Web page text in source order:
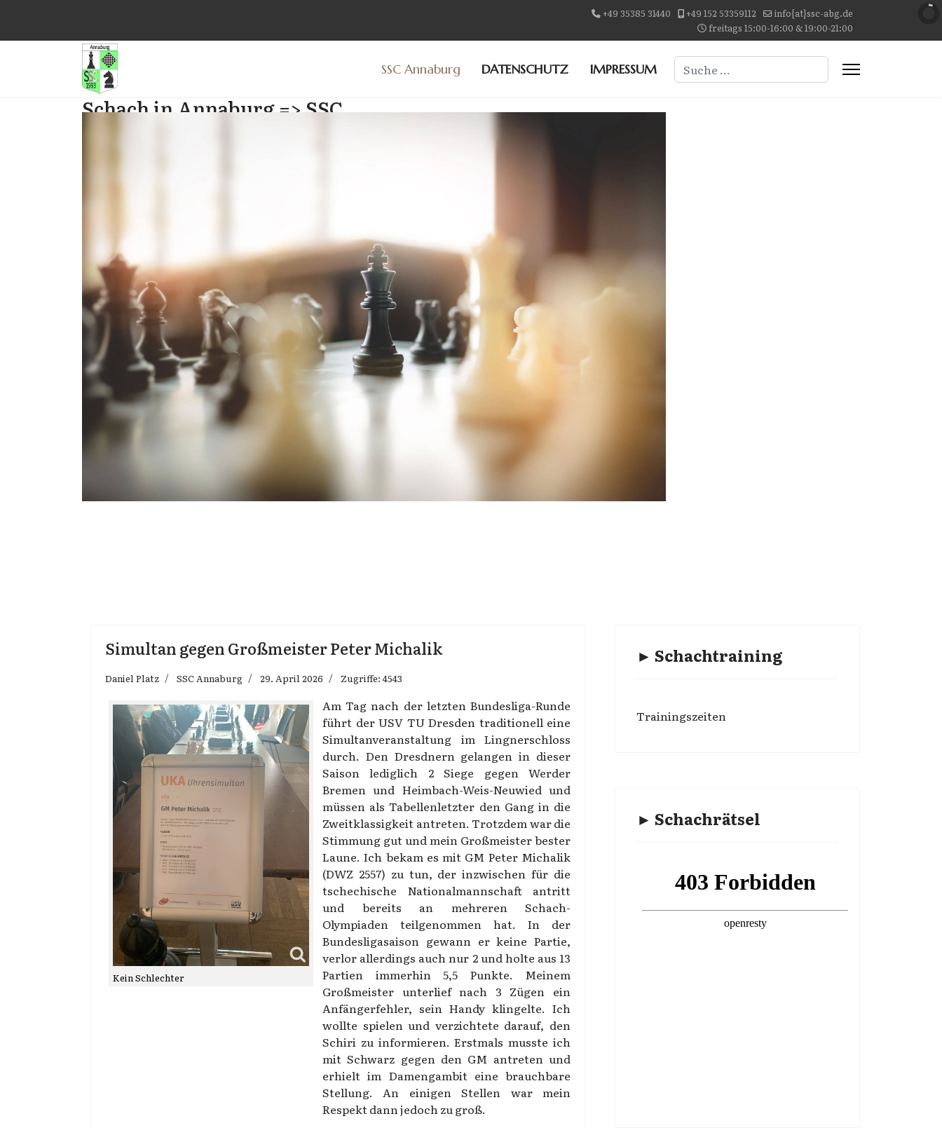
+49 35385 31440 +49 152 53359112
info{at}ssc-abg.de
freitags 15:00-16:00 & 19:00-21:00
SSC Annaburg DATENSCHUTZ IMPRESSUM Suchen
Schach in Annaburg => SSC
Simultan gegen Großmeister Peter Michalik
Daniel Platz SSC Annaburg 29. April 2026 Zugriffe: 4543
Kein Schlechter
Am Tag nach der letzten Bundesliga-Runde
führt der USV TU Dresden traditionell eine
Simultanveranstaltung im Lingnerschloss
durch. Den Dresdnern gelangen in dieser
Saison lediglich 2 Siege gegen Werder
Bremen und Heimbach-Weis-Neuwied und
müssen als Tabellenletzter den Gang in die
Zweitklassigkeit antreten. Trotzdem war die
Stimmung gut und mein Großmeister bester
Laune. Ich bekam es mit GM Peter Michalik
(DWZ 2557) zu tun, der inzwischen für die
tschechische Nationalmannschaft antritt
und bereits an mehreren Schach-
Olympiaden teilgenommen hat. In der
Bundesligasaison gewann er keine Partie,
verlor allerdings auch nur 2 und holte aus 13
Partien immerhin 5,5 Punkte. Meinem
Großmeister unterlief nach 3 Zügen ein
Anfängerfehler, sein Handy klingelte. Ich
wollte spielen und verzichtete darauf, den
Schiri zu informieren. Erstmals musste ich
mit Schwarz gegen den GM antreten und
erhielt im Damengambit eine brauchbare
Stellung. An einigen Stellen war mein
Respekt dann jedoch zu groß.
► Schachtraining
Trainingszeiten
► Schachrätsel